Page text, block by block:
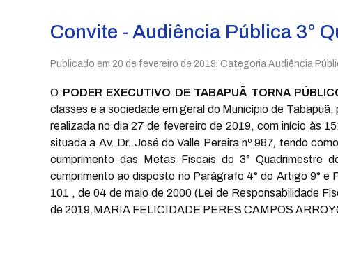
Convite - Audiência Pública 3°
Publicado em 20 de fevereiro de 2019 . Categoria Audiência
O PODER EXECUTIVO DE TABAPUÃ TORNA
classes e a sociedade em geral do Município de
realizada no dia 27 de fevereiro de 2019, com início às
situada a Av. Dr. José do Valle Pereira nº 987, tendo
cumprimento das Metas Fiscais do 3° Quadrimestre
cumprimento ao disposto no Parágrafo 4° do Artigo 9°
101 , de 04 de maio de 2000 (Lei de Responsabilidade
de 2019.MARIA FELICIDADE PERES CAMPOS